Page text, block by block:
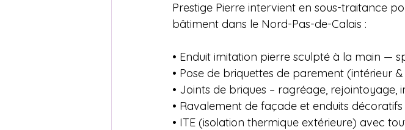
Prestige Pierre intervient en sous-traitance
bâtiment dans le Nord-Pas-de-Calais :
• Enduit imitation pierre sculpté à la main —
• Pose de briquettes de parement (intérieur
• Joints de briques – ragréage, rejointoyage,
• Ravalement de façade et enduits décoratifs
• ITE (isolation thermique extérieure) avec